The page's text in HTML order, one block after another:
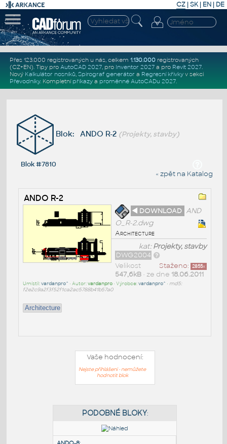
CZ | SK| EN | DE
Přes 123.000 registrovaných u nás, celkem 1.130.000registrovaných
(CZ+EN). Tipy pro AutoCAD 2027, pro Inventor 2027a pro Revit 2027.
Nový Kalkulátor nosníků, Spirograf generátor a Regresní křivkyv sekci
Převodníky. Kompletní příkazya proměnné AutoCADu 2027.
Blok: ANDO R-2 (Projekty, stavby)
Blok #7810
« zpět na Katalog
ANDO R-2
◄ DOWNLOAD AND
O_R-2.dwg
Architecture
kat:Projekty, stavby
DWG2004
Staženo: 2855x
Velikost
547,6kB• ze dne 18.06.2011
Umístil:vardanpro^ • Autor:vardanpro• Výrobce:vardanpro^ • md5:
f2e2c9a2f3f52f1ca2ac5788b41b57a0
Architecture
Vaše hodnocení:
Nejste přihlášeni - nemůžete
hodnotit blok